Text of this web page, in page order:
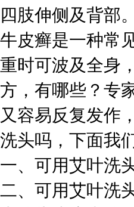
四肢伸侧及背部。
牛皮癣是一种常
重时可波及全身
方，有哪些？专
又容易反复发作
洗头吗，下面我
一、可用艾叶洗
二、可用艾叶洗